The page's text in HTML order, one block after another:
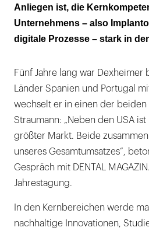
Anliegen ist, die
Unternehmens – also
digitale Prozesse – stark in
Fünf Jahre lang war Dexheimer
Länder Spanien und Portugal
wechselt er in einen der
Straumann: „Neben den USA
größter Markt. Beide
unseres Gesamtumsatzes“,
Gespräch mit DENTAL
Jahrestagung.
In den Kernbereichen werde
nachhaltige Innovationen,